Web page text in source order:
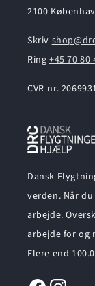
2100
Skriv
Ring +45 70 80
CVR-nr.
Dansk
verden. Når
arbejde.
arbejde for og
Flere end